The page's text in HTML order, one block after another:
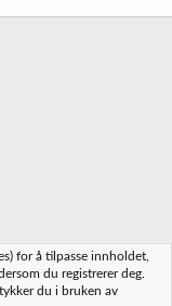
for å tilpasse innholdet,
du registrerer deg.
du i bruken av